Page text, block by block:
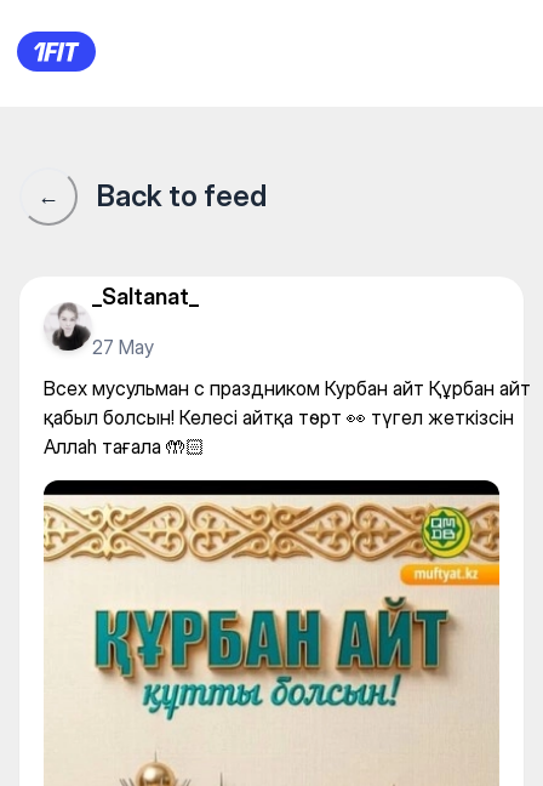
Всех мусульман с
← Back to feed
_Saltanat_
27 May
Всех мусульман с праздником Курбан айт Құрбан айт
қабыл болсын! Келесі айтқа төрт 👀 түгел жеткізсін
Аллаһ тағала 🤲🏻